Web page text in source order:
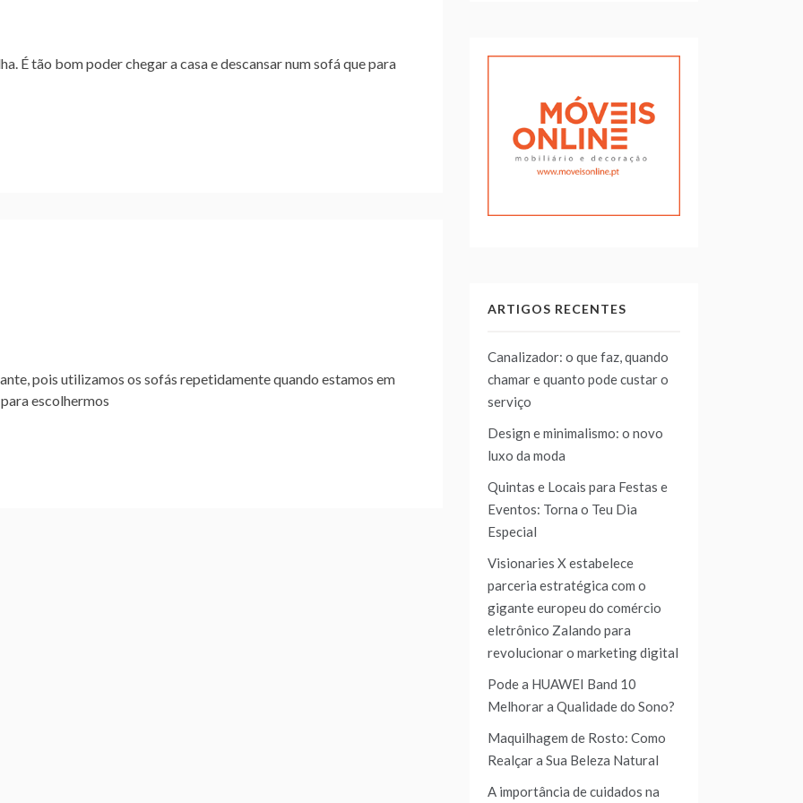
É tão bom poder chegar a casa e descansar num sofá que para
pois utilizamos os sofás repetidamente quando estamos em
escolhermos
ARTIGOS RECENTES
Canalizador: o que faz, quando
chamar e quanto pode custar o
serviço
Design e minimalismo: o novo
luxo da moda
Quintas e Locais para Festas e
Eventos: Torna o Teu Dia
Especial
Visionaries X estabelece
parceria estratégica com o
gigante europeu do comércio
eletrônico Zalando para
revolucionar o marketing digital
Pode a HUAWEI Band 10
Melhorar a Qualidade do Sono?
Maquilhagem de Rosto: Como
Realçar a Sua Beleza Natural
A importância de cuidados na